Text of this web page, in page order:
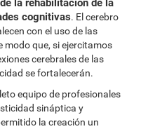
la rehabilitación de la
cognitivas. El cerebro
con el uso de las
modo que, si ejercitamos
cerebrales de las
se fortalecerán.
equipo de profesionales
sináptica y
la creación un